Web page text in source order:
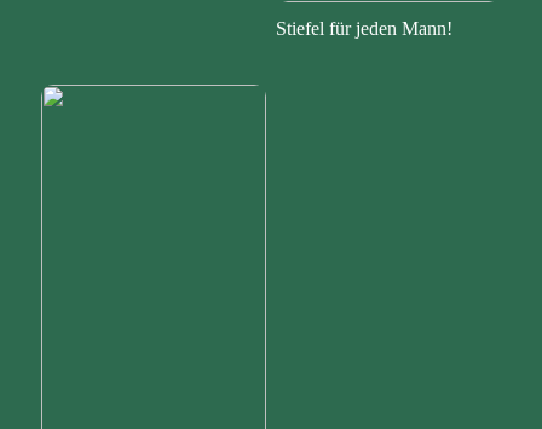
Stiefel für jeden Mann!